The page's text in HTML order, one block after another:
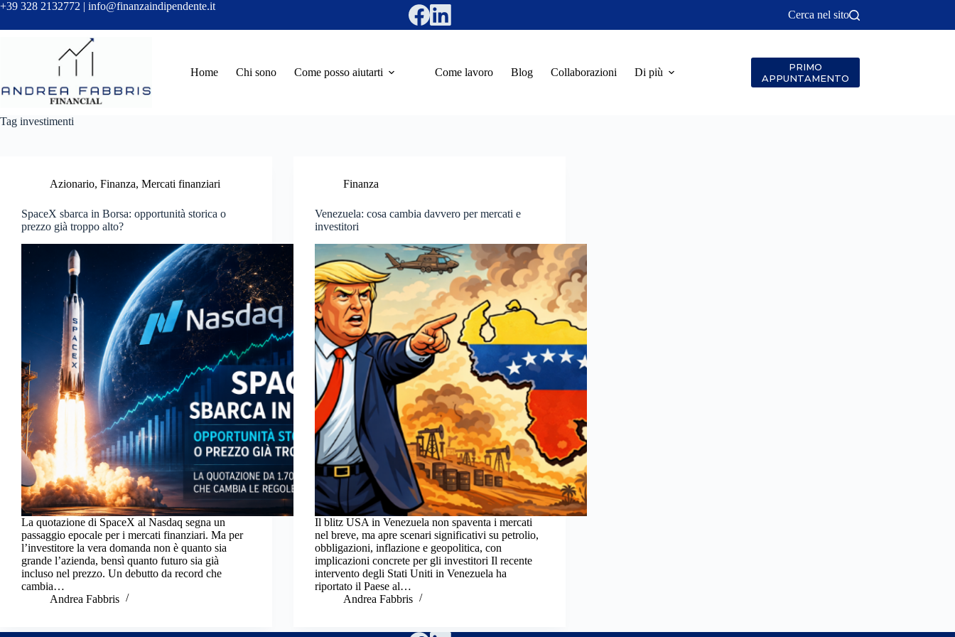
Salta
contenuto
+39 328 2132772 | info@finanzaindipendente.it
Cerca nel sito
Home Chi sono Come posso aiutarti Come lavoro Blog Collaborazioni Di più
PRIMO
APPUNTAMENTO
Tag investimenti
Azionario, Finanza, Mercati finanziari
SpaceX sbarca in Borsa: opportunità storica o
prezzo già troppo alto?
La quotazione di SpaceX al Nasdaq segna un
passaggio epocale per i mercati finanziari. Ma per
l’investitore la vera domanda non è quanto sia
grande l’azienda, bensì quanto futuro sia già
incluso nel prezzo. Un debutto da record che
cambia…
Andrea Fabbris
Finanza
Venezuela: cosa cambia davvero per mercati e
investitori
Il blitz USA in Venezuela non spaventa i mercati
nel breve, ma apre scenari significativi su petrolio,
obbligazioni, inflazione e geopolitica, con
implicazioni concrete per gli investitori Il recente
intervento degli Stati Uniti in Venezuela ha
riportato il Paese al…
Andrea Fabbris